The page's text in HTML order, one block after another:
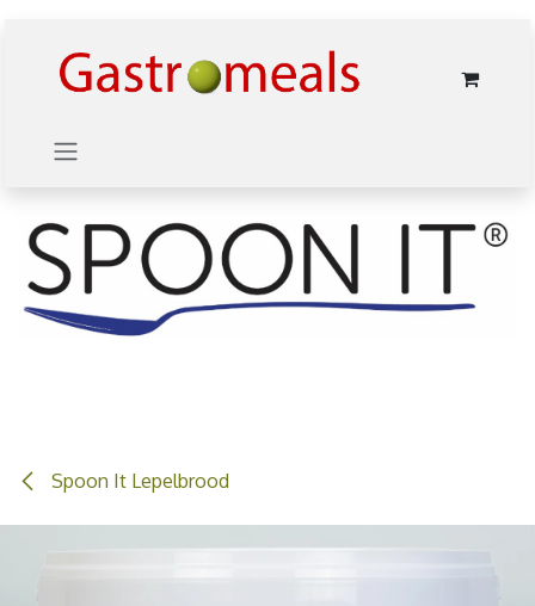
Spoon It Lepelbrood